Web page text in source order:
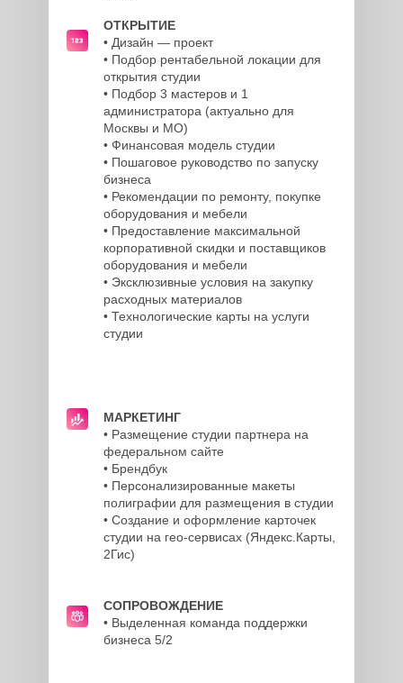
ОТКРЫТИЕ
• Дизайн — проект
• Подбор рентабельной локации для
открытия студии
• Подбор 3 мастеров и 1
администратора (актуально для
Москвы и МО)
• Финансовая модель студии
• Пошаговое руководство по запуску
бизнеса
• Рекомендации по ремонту, покупке
оборудования и мебели
• Предоставление максимальной
корпоративной скидки и поставщиков
оборудования и мебели
• Эксклюзивные условия на закупку
расходных материалов
• Технологические карты на услуги
студии
МАРКЕТИНГ
• Размещение студии партнера на
федеральном сайте
• Брендбук
• Персонализированные макеты
полиграфии для размещения в студии
• Создание и оформление карточек
студии на гео-сервисах (Яндекс.Карты,
2Гис)
СОПРОВОЖДЕНИЕ
• Выделенная команда поддержки
бизнеса 5/2